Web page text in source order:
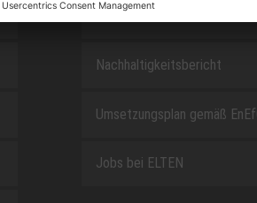
Downloadcenter
Nachhaltigkeitsbericht
Umsetzungsplan gemäß
Jobs bei ELTEN